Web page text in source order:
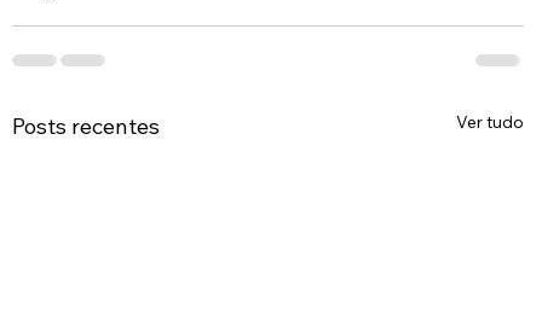
Posts recentes Ver tudo